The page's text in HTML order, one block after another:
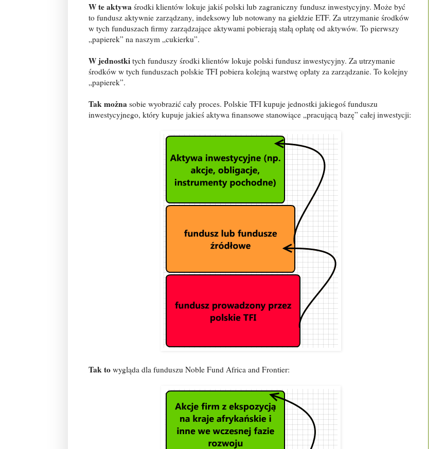
W te aktywa środki klientów lokuje jakiś polski lub zagraniczny fundusz inwestycyjny. Może być
to fundusz aktywnie zarządzany, indeksowy lub notowany na giełdzie ETF. Za utrzymanie środków
w tych funduszach firmy zarządzające aktywami pobierają stałą opłatę od aktywów. To pierwszy
„papierek” na naszym „cukierku”.
W jednostki tych funduszy środki klientów lokuje polski fundusz inwestycyjny. Za utrzymanie
środków w tych funduszach polskie TFI pobiera kolejną warstwę opłaty za zarządzanie. To kolejny
„papierek”.
Tak można sobie wyobrazić cały proces. Polskie TFI kupuje jednostki jakiegoś funduszu
inwestycyjnego, który kupuje jakieś aktywa finansowe stanowiące „pracującą bazę” całej inwestycji:
Tak to wygląda dla funduszu Noble Fund Africa and Frontier: